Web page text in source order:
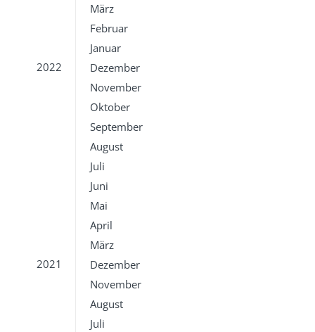
März
Februar
Januar
2022
Dezember
November
Oktober
September
August
Juli
Juni
Mai
April
März
2021
Dezember
November
August
Juli